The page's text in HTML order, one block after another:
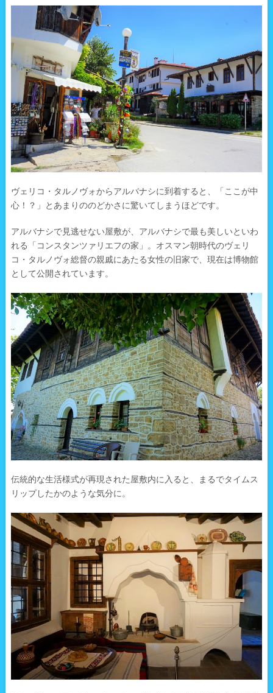
ヴェリコ・タルノヴォからアルバナシに到着すると、「ここが中
心！？」とあまりののどかさに驚いてしまうほどです。
アルバナシで見逃せない屋敷が、アルバナシで最も美しいといわ
れる「コンスタンツァリエフの家」。オスマン朝時代のヴェリ
コ・タルノヴォ総督の親戚にあたる女性の旧家で、現在は博物館
として公開されています。
伝統的な生活様式が再現された屋敷内に入ると、まるでタイムス
リップしたかのような気分に。